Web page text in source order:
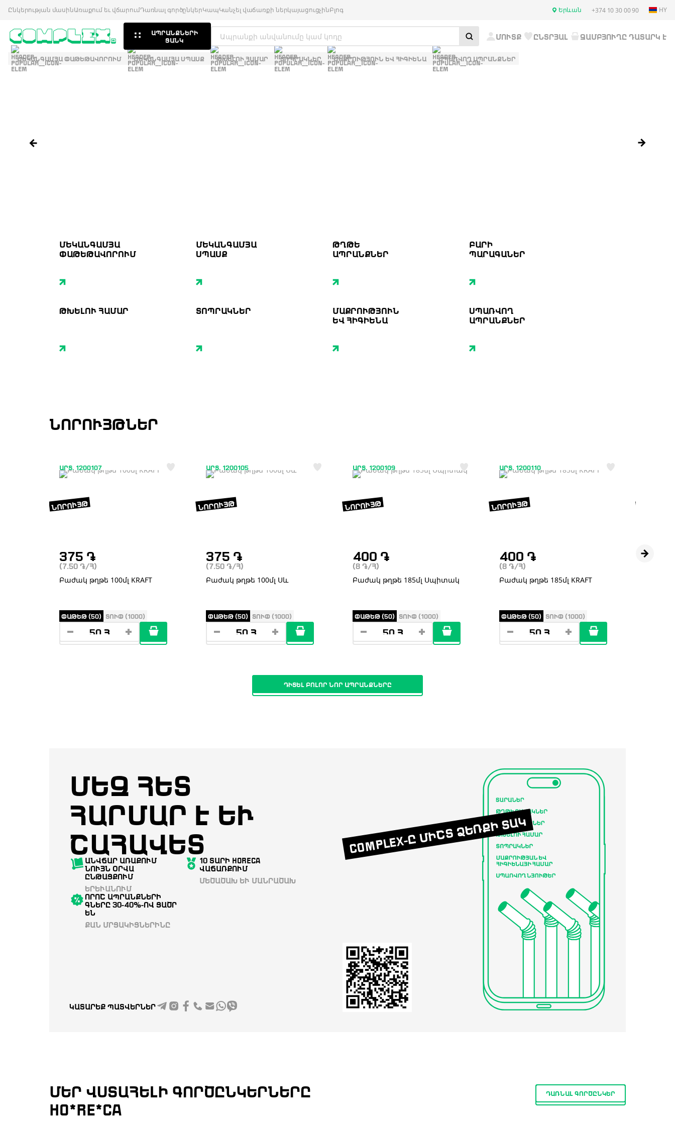
Ընկերության մասինԱռաքում եւ վճարումԴառնալ գործընկերԿապԿանչել վաճառքի ներկայացուցչինԲլոգ Երևան +374 10 30 00 90 HY
ԱՊՐԱՆՔՆԵՐԻ
ՑԱՆԿ
ՄՈՒՏՔ ԸՆՏՐՅԱԼ ԶԱՄԲՅՈՒՂԸ ԴԱՏԱՐԿ Է
ՄԵԿԱՆԳԱՄՅԱ ՓԱԹԵԹԱՎՈՐՈՒՄ ՄԵԿԱՆԳԱՄՅԱ ՍՊԱՍՔ ԹԽԵԼՈՒ ՀԱՄԱՐ ՏՈՊՐԱԿՆԵՐ ՄԱՔՐՈՒԹՅՈՒՆ ԵՎ ՀԻԳԻԵՆԱ ՍՊԱՌՎՈՂ ԱՊՐԱՆՔՆԵՐ
ՄԵԿԱՆԳԱՄՅԱ
ՓԱԹԵԹԱՎՈՐՈՒՄ
ՄԵԿԱՆԳԱՄՅԱ
ՍՊԱՍՔ
ԹՂԹԵ
ԱՊՐԱՆՔՆԵՐ
ԲԱՐԻ
ՊԱՐԱԳԱՆԵՐ
ԹԽԵԼՈՒ ՀԱՄԱՐ ՏՈՊՐԱԿՆԵՐ
ՄԱՔՐՈՒԹՅՈՒՆ
ԵՎ ՀԻԳԻԵՆԱ
ՍՊԱՌՎՈՂ
ԱՊՐԱՆՔՆԵՐ
ՆՈՐՈՒՅԹՆԵՐ
ԱՐՏ. 1200107
ՆՈՐՈՒՅԹ
375 ֏
(7.50 ֏ /Հ)
Բաժակ թղթե 100մլ KRAFT
ՓԱԹԵԹ (50) ՏՈՒՓ (1000)
ԱՐՏ. 1200105
ՆՈՐՈՒՅԹ
375 ֏
(7.50 ֏ /Հ)
Բաժակ թղթե 100մլ Սև
ՓԱԹԵԹ (50) ՏՈՒՓ (1000)
ԱՐՏ. 1200109
ՆՈՐՈՒՅԹ
400 ֏
(8 ֏ /Հ)
Բաժակ թղթե 185մլ Սպիտակ
ՓԱԹԵԹ (50) ՏՈՒՓ (1000)
ԱՐՏ. 1200110
ՆՈՐՈՒՅԹ
400 ֏
(8 ֏ /Հ)
Բաժակ թղթե 185մլ KRAFT
ՓԱԹԵԹ (50) ՏՈՒՓ (1000)
400
ԴԻՏԵԼ ԲՈԼՈՐ ՆՈՐ ԱՊՐԱՆՔՆԵՐԸ
ՄԵԶ ՀԵՏ
ՀԱՐՄԱՐ Է ԵՒ Շ
ԱՀԱՎԵՏ
ԱՆՎՃԱՐ ԱՌԱՔՈՒՄ
ՆՈՒՅՆ ՕՐՎԱ
ԸՆԹԱՑՔՈՒՄ
ԵՐԵՒԱՆՈՒՄ
10 ՏԱՐԻ HORECA
ՎԱՃԱՌՔՈՒՄ
ՄԵԾԱԾԱԽ ԵՒ ՄԱՆՐԱԾԱԽ
ՈՐՈՇ ԱՊՐԱՆՔՆԵՐԻ
ԳՆԵՐԸ 30-40%-ՈՎ ՑԱԾՐ
ԵՆ
ՔԱՆ ՄՐՑԱԿԻՑՆԵՐԻՆԸ
ԿԱՏԱՐԵՔ ՊԱՏՎԵՐՆԵՐ
COMPLEX-Ը ՄԻՇՏ ՁԵՌՔԻ ՏԱԿ
ՄԵՐ ՎՍՏԱՀԵԼԻ ԳՈՐԾԸՆԿԵՐՆԵՐԸ
HO*RE*CA
ԴԱՌՆԱԼ ԳՈՐԾԸՆԿԵՐ